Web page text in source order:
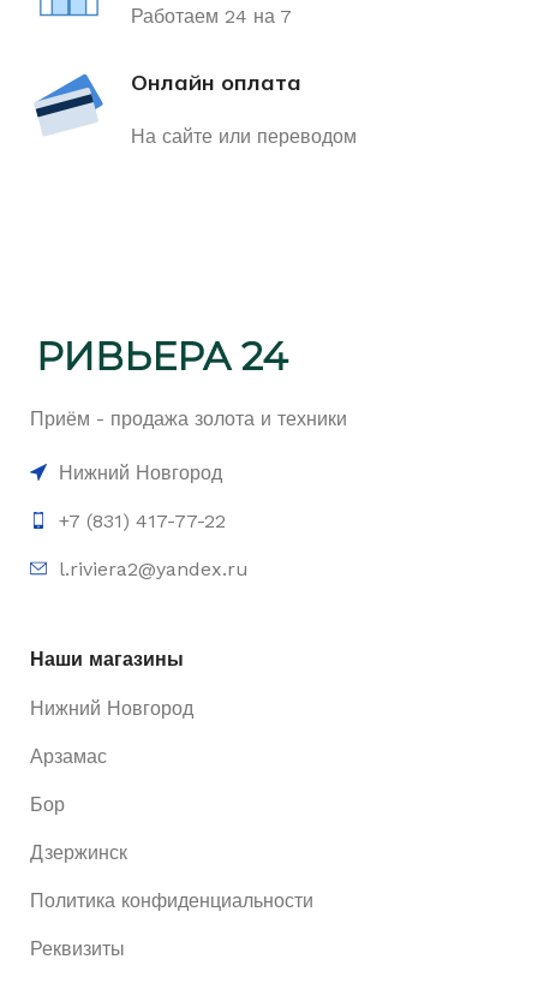
Работаем 24 на 7
Онлайн оплата
На сайте или переводом
Приём - продажа золота и техники
Нижний Новгород
+7 (831) 417-77-22
l.riviera2@yandex.ru
Наши магазины
Нижний Новгород
Арзамас
Бор
Дзержинск
Политика конфиденциальности
Реквизиты